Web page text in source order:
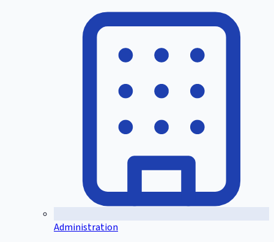
Administration